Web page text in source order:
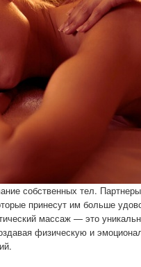
собственных тел.
принесут им больше
массаж — это
физическую и